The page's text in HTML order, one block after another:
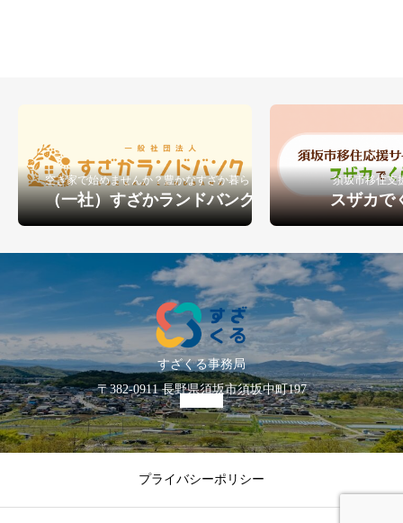
空き家で始めませんか？豊かなすざか暮らし
（一社）すざかランドバンク
須坂市移住支
スザカで
すざくる事務局
〒382-0911 長野県須坂市須坂中町197
プライバシーポリシー